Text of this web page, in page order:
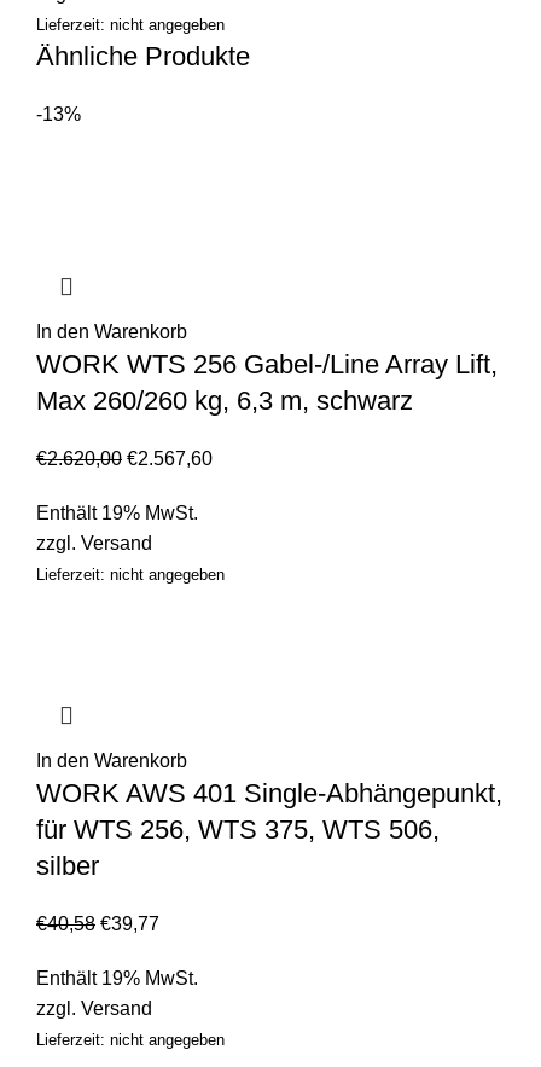
Lieferzeit: nicht angegeben
Ähnliche Produkte
-13%
In den Warenkorb
WORK WTS 256 Gabel-/Line Array Lift,
Max 260/260 kg, 6,3 m, schwarz
€2.620,00 €2.567,60
Enthält 19% MwSt.
zzgl. Versand
Lieferzeit: nicht angegeben
In den Warenkorb
WORK AWS 401 Single-Abhängepunkt,
für WTS 256, WTS 375, WTS 506,
silber
€40,58 €39,77
Enthält 19% MwSt.
zzgl. Versand
Lieferzeit: nicht angegeben